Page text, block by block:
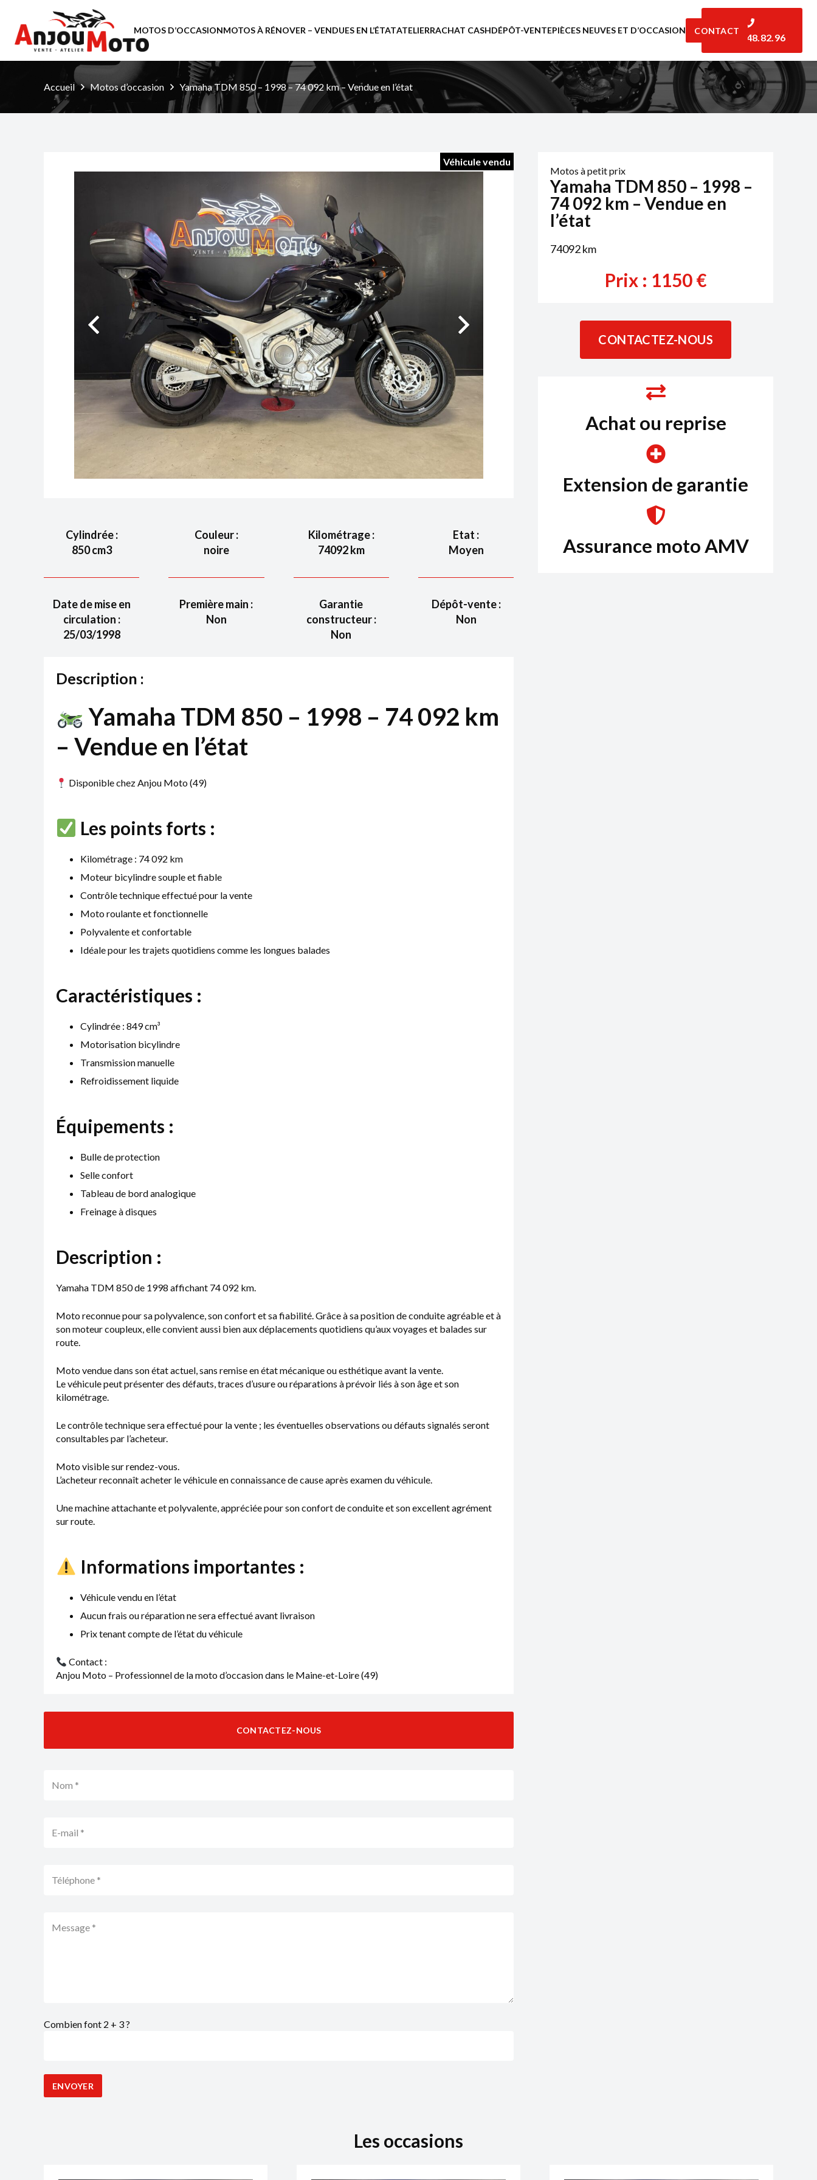
MOTOS D’OCCASIONMOTOS À RÉNOVER – VENDUES EN L’ÉTATATELIERRACHAT CASHDÉPÔT-VENTEPIÈCES NEUVES ET D’OCCASION CONTACT
06.07.48.82.96
Accueil Motos d’occasion Yamaha TDM 850 – 1998 – 74 092 km – Vendue en l’état
Véhicule vendu
Cylindrée :
850cm3
Couleur :
noire
Kilométrage :
74092km
Etat :
Moyen
Date de mise en
circulation :
25/03/1998
Première main :
Non
Garantie
constructeur :
Non
Dépôt-vente :
Non
Description :
Yamaha TDM 850 – 1998 – 74 092 km
– Vendue en l’état
Disponible chez Anjou Moto (49)
Les points forts :
Kilométrage : 74 092 km
Moteur bicylindre souple et fiable
Contrôle technique effectué pour la vente
Moto roulante et fonctionnelle
Polyvalente et confortable
Idéale pour les trajets quotidiens comme les longues balades
Caractéristiques :
Cylindrée : 849 cm³
Motorisation bicylindre
Transmission manuelle
Refroidissement liquide
Équipements :
Bulle de protection
Selle confort
Tableau de bord analogique
Freinage à disques
Description :
Yamaha TDM 850 de 1998 affichant 74 092 km.
Moto reconnue pour sa polyvalence, son confort et sa fiabilité. Grâce à sa position de conduite agréable et à
son moteur coupleux, elle convient aussi bien aux déplacements quotidiens qu’aux voyages et balades sur
route.
Moto vendue dans son état actuel, sans remise en état mécanique ou esthétique avant la vente.
Le véhicule peut présenter des défauts, traces d’usure ou réparations à prévoir liés à son âge et son
kilométrage.
Le contrôle technique sera effectué pour la vente ; les éventuelles observations ou défauts signalés seront
consultables par l’acheteur.
Moto visible sur rendez-vous.
L’acheteur reconnaît acheter le véhicule en connaissance de cause après examen du véhicule.
Une machine attachante et polyvalente, appréciée pour son confort de conduite et son excellent agrément
sur route.
Informations importantes :
Véhicule vendu en l’état
Aucun frais ou réparation ne sera effectué avant livraison
Prix tenant compte de l’état du véhicule
Contact :
Anjou Moto – Professionnel de la moto d’occasion dans le Maine-et-Loire (49)
CONTACTEZ-NOUS
Combien font 2 + 3 ?
Motos à petit prix
Yamaha TDM 850 – 1998 –
74 092 km – Vendue en
l’état
74092km
Prix : 1150€
CONTACTEZ-NOUS
Achat ou reprise
Extension de garantie
Assurance moto AMV
Les occasions